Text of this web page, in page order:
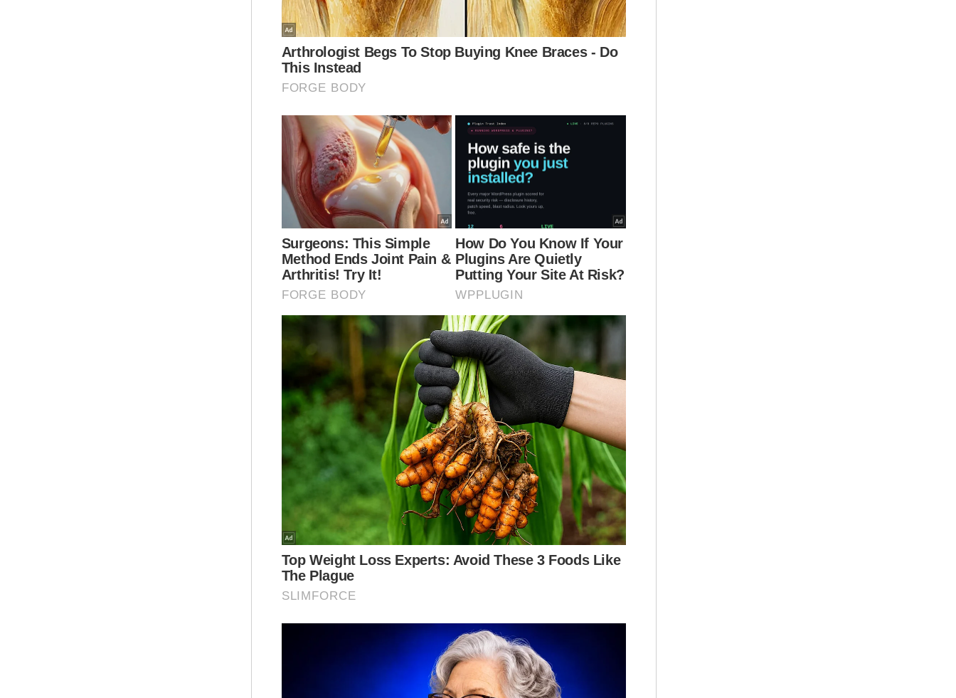
Justeru beliau berharap usaha meminda Perkara 14
itu mendapat sokongan pelbagai pihak bagi
memberi peluang yang lebih adil kepada keluarga
dan kanak-kanak di negara ini.
“Kita sedang dapatkan statistik daripada Jabatan
Pendaftaran Negara berapa permohonan di bawah
kategori ini dan menerusi kempen ini saya percaya
kepantasan (untuk meminda) akan bertambah dan
kami berharap lebih ramai penggubal undang-
undang akan dapat bercakap mengenai perkara ini.
“Malah perkara ini ada dalam Manifesto Pakatan
Harapan untuk melihat semula undang-undang
yang mendiskriminasikan wanita,” tambah beliau. -
Bernama
Artikel Berkaitan:
Bahasa pengantar sekolah vernakular tak bercanggah
dengan perlembagaan
JPN jawab isu tular ‘54,000 warga China dalam proses
warganegara’
Tolak mereka yang serang tokoh Melayu secara
peribadi
Muat turun aplikasi Sinar Harian.Klik di sini!
Kewarganegaraan